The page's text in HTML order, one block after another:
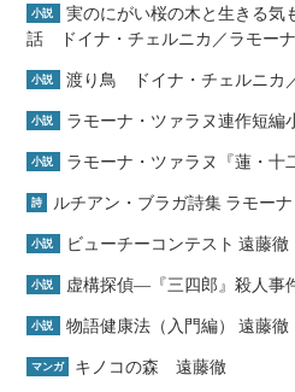
小説
実のにがい桜の木と生きる気
話 ドイナ・チェルニカ／ラモー
小説 渡り鳥 ドイナ・チェルニカ
小説 ラモーナ・ツァラヌ連作短編
小説 ラモーナ・ツァラヌ『蓮・十
詩 ルチアン・ブラガ詩集 ラモー
小説 ビューチーコンテスト 遠藤徹
小説 虚構探偵―『三四郎』殺人
小説 物語健康法（入門編） 遠藤徹
マンガ キノコの森 遠藤徹